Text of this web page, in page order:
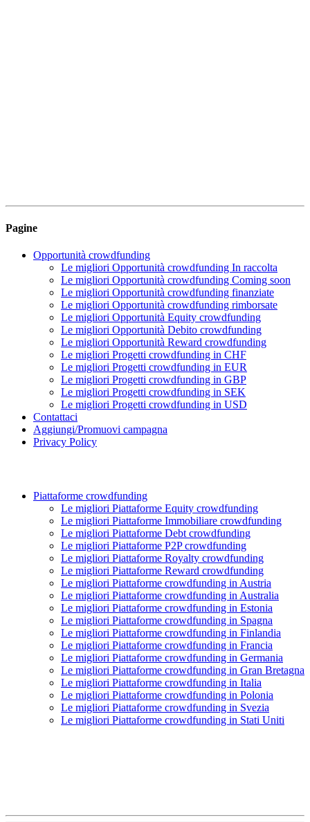
Pagine
Opportunità crowdfunding
Le migliori Opportunità crowdfunding In raccolta
Le migliori Opportunità crowdfunding Coming soon
Le migliori Opportunità crowdfunding finanziate
Le migliori Opportunità crowdfunding rimborsate
Le migliori Opportunità Equity crowdfunding
Le migliori Opportunità Debito crowdfunding
Le migliori Opportunità Reward crowdfunding
Le migliori Progetti crowdfunding in CHF
Le migliori Progetti crowdfunding in EUR
Le migliori Progetti crowdfunding in GBP
Le migliori Progetti crowdfunding in SEK
Le migliori Progetti crowdfunding in USD
Contattaci
Aggiungi/Promuovi campagna
Privacy Policy
Piattaforme crowdfunding
Le migliori Piattaforme Equity crowdfunding
Le migliori Piattaforme Immobiliare crowdfunding
Le migliori Piattaforme Debt crowdfunding
Le migliori Piattaforme P2P crowdfunding
Le migliori Piattaforme Royalty crowdfunding
Le migliori Piattaforme Reward crowdfunding
Le migliori Piattaforme crowdfunding in Austria
Le migliori Piattaforme crowdfunding in Australia
Le migliori Piattaforme crowdfunding in Estonia
Le migliori Piattaforme crowdfunding in Spagna
Le migliori Piattaforme crowdfunding in Finlandia
Le migliori Piattaforme crowdfunding in Francia
Le migliori Piattaforme crowdfunding in Germania
Le migliori Piattaforme crowdfunding in Gran Bretagna
Le migliori Piattaforme crowdfunding in Italia
Le migliori Piattaforme crowdfunding in Polonia
Le migliori Piattaforme crowdfunding in Svezia
Le migliori Piattaforme crowdfunding in Stati Uniti